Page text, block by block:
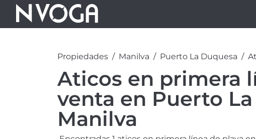
Propiedades Manilva Puerto La Duquesa
Aticos en primera
venta en Puerto
Manilva